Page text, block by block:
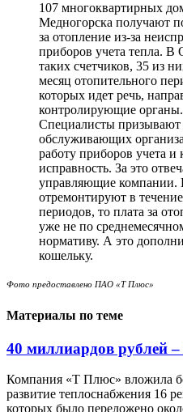
107 многоквартирных
Медногорска получают
за отопление из-за
приборов учета тепла. В
таких счетчиков, 35 из
месяц отопительного
которых идет речь,
контролирующие органы.
Специалисты призывают
обслуживающих
работу приборов учета и
исправность. За это
управляющие компании.
отремонтируют в
периодов, то плата за
уже не по
нормативу. А это
кошельку.
Фото предоставлено ПАО «Т Плюс»
Материалы по теме
40 миллиардов рублей
Компания «Т Плюс» вложила
развитие теплоснабжения 16
которых было переложено